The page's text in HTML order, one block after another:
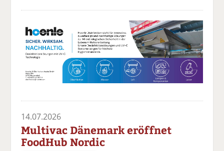
14.07.2026
Multivac Dänemark eröffnet
FoodHub Nordic